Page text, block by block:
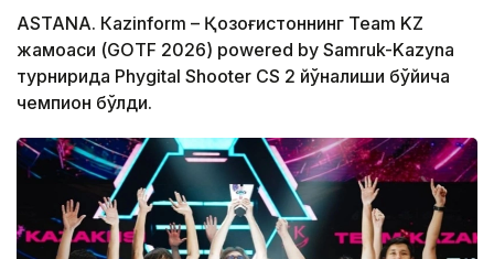
ASTANА. Кazinform – Қозоғистоннинг Team KZ
жамоаси (GOTF 2026) powered by Samruk-Kazyna
турнирида Phygital Shooter CS 2 йўналиши бўйича
чемпион бўлди.